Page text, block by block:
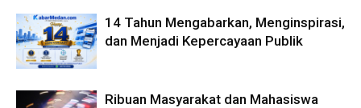
14 Tahun Mengabarkan, Menginspirasi,
dan Menjadi Kepercayaan Publik
Ribuan Masyarakat dan Mahasiswa